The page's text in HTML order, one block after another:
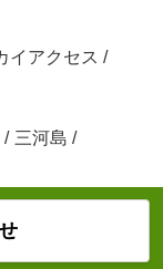
イアクセス /
/ 三河島 /